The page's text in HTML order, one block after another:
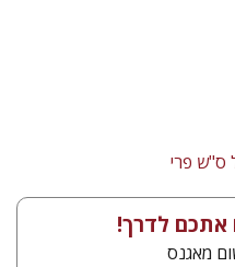
ס"ש פרי
אתכם לדרך!
מאגנס